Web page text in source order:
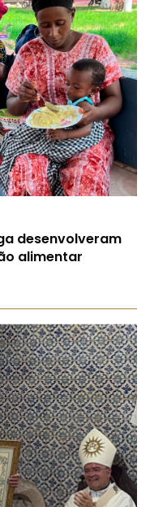
desenvolveram
alimentar